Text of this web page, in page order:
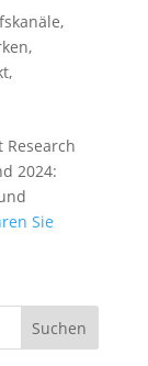
,
,
,
2024:
Sie